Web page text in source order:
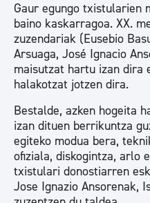
Gaur egungo txistularien
baino kaskarragoa. XX.
zuzendariak (Eusebio
Arsuaga, José Ignacio
maisutzat hartu izan dira
halakotzat jotzen dira.
Bestalde, azken hogeita
izan dituen berrikuntza
egiteko modua bera,
ofiziala, diskogintza, arlo
txistulari donostiarren
Jose Ignazio Ansorenak,